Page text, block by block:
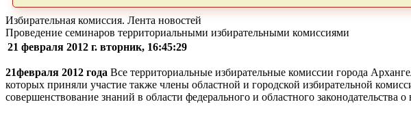
Избирательная комиссия. Лента новостей
Проведение семинаров территориальными избирательными комиссиями
21 февраля 2012 г. вторник, 16:45:29
21февраля 2012 года Все территориальные избирательные комиссии города
которых приняли участие также члены областной и городской избирательной
совершенствование знаний в области федерального и областного